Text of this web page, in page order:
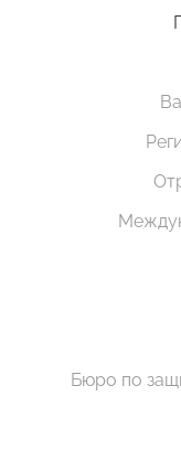
Бюро по